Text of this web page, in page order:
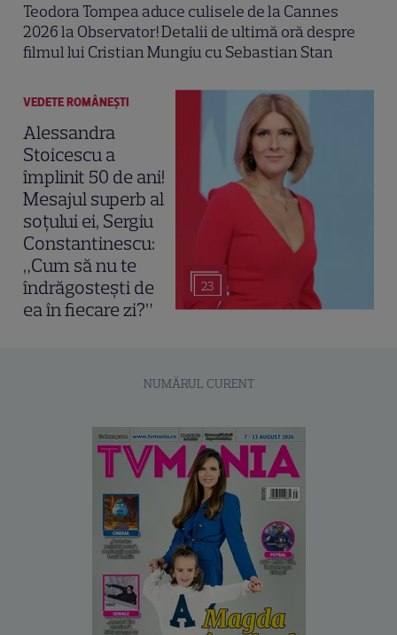
Teodora Tompea aduce culisele de la Cannes
2026 la Observator! Detalii de ultimă oră despre
filmul lui Cristian Mungiu cu Sebastian Stan
23
VEDETE ROMÂNEŞTI
Alessandra
Stoicescu a
împlinit 50 de ani!
Mesajul superb al
soțului ei, Sergiu
Constantinescu:
„Cum să nu te
îndrăgostești de
ea în fiecare zi?”
NUMĂRUL CURENT